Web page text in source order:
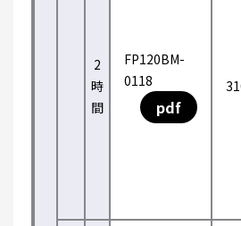
2
時
間
FP120BM-
0118
pdf